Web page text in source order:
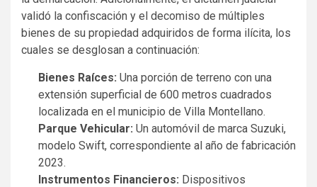
validó la confiscación y el decomiso de múltiples
bienes de su propiedad adquiridos de forma ilícita, los
cuales se desglosan a continuación:
Bienes Raíces: Una porción de terreno con una
extensión superficial de 600 metros cuadrados
localizada en el municipio de Villa Montellano.
Parque Vehicular: Un automóvil de marca Suzuki,
modelo Swift, correspondiente al año de fabricación
2023.
Instrumentos Financieros: Dispositivos